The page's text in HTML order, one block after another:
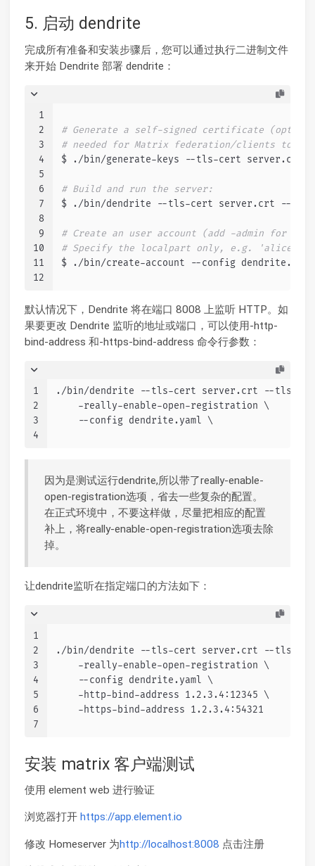
5. 启动 dendrite
完成所有准备和安装步骤后，您可以通过执行二进制文件
来开始 Dendrite 部署 dendrite：
1
2
3
4
5
6
7
8
9
10
11
12
# Generate a self-signed certificate
# needed for Matrix federation/clients to
$ ./bin/generate-keys --tls-cert server.crt
# Build and run the server:
$ ./bin/dendrite --tls-cert server.crt --tls-
# Create an user account (add -admin for an
# Specify the localpart only, e.g. 'alice' for
$ ./bin/create-account --config dendrite.yaml
默认情况下，Dendrite 将在端口 8008 上监听 HTTP。如
果要更改 Dendrite 监听的地址或端口，可以使用-http-
bind-address 和-https-bind-address 命令行参数：
1
2
3
4
./bin/dendrite --tls-cert server.crt --tls-key
    -really-enable-open-registration \
    --config dendrite.yaml \
因为是测试运行dendrite,所以带了really-enable-
open-registration选项，省去一些复杂的配置。
在正式环境中，不要这样做，尽量把相应的配置
补上，将really-enable-open-registration选项去除
掉。
让dendrite监听在指定端口的方法如下：
1
2
3
4
5
6
7
./bin/dendrite --tls-cert server.crt --tls-key
    -really-enable-open-registration \
    --config dendrite.yaml \
    -http-bind-address 1.2.3.4:12345 \
    -https-bind-address 1.2.3.4:54321
安装 matrix 客户端测试
使用 element web 进行验证
浏览器打开 https://app.element.io
修改 Homeserver 为http://localhost:8008 点击注册